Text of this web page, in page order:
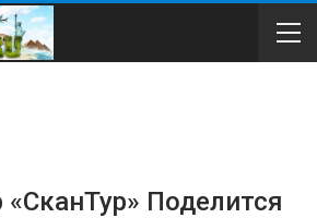
«СканТур» Поделится